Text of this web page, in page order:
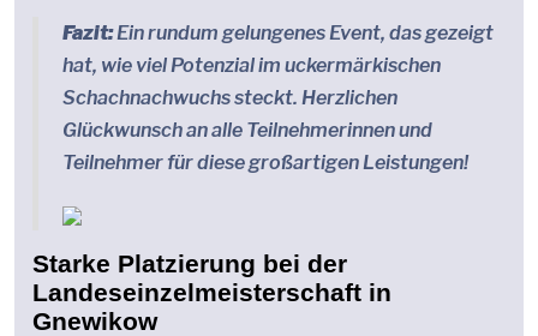
Fazit:Ein rundum gelungenes Event, das gezeigt
hat, wie viel Potenzial im uckermärkischen
Schachnachwuchs steckt. Herzlichen
Glückwunsch an alle Teilnehmerinnen und
Teilnehmer für diese großartigen Leistungen!
Starke Platzierung bei der
Landeseinzelmeisterschaft in
Gnewikow